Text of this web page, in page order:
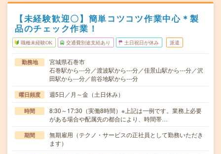
【未経験歓迎〇】簡単コツコツ作業中心＊製
品のチェック作業！
職種未経験OK 交通費別途支給あり 土日祝日が休み 派遣
勤務地
宮城県石巻市
石巻駅から---分／渡波駅から---分／佳景山駅から---分／沢
田駅から---分／前谷地駅から---分
曜日頻度 週5日／月～金（土日休み）
時間
8:30～17:30（実働8時間）※上記は一例です。業務上必要
がある場合や配属先の都合により、時間帯…
期間
無期雇用（テクノ・サービスの正社員として勤務いただき
ます）